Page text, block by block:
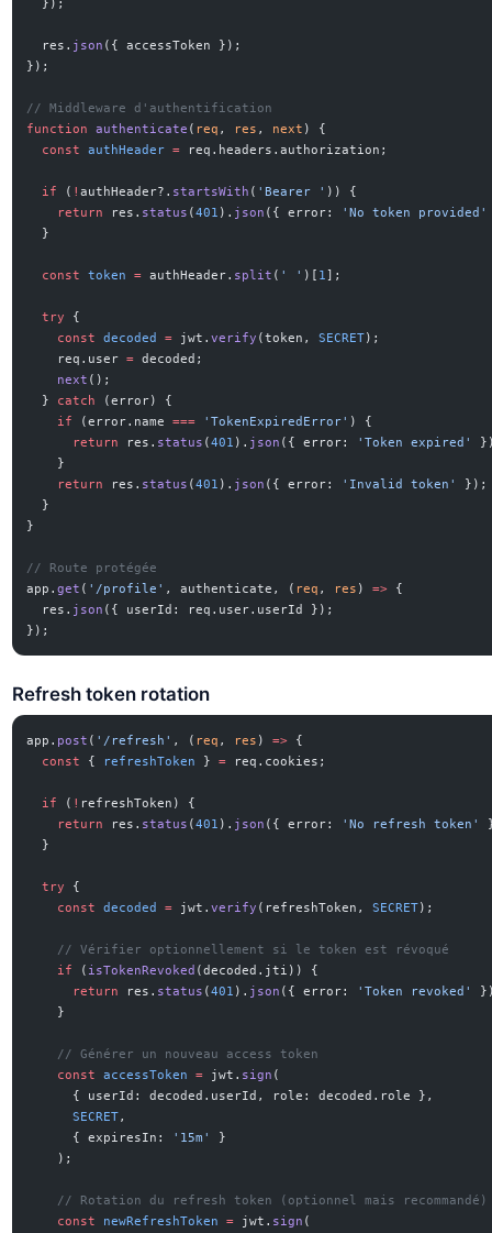
  });
  res.
json ({ accessToken });
});
// Middleware d'authentification
function
authenticate ( req , res , next ) {
  const
authHeader = req.headers.authorization;
  if
( !authHeader?. startsWith ( 'Bearer ' )) {
    return
res. status (401 ). json ({ error: 'No token provided'
  }
  const
token = authHeader. split ( ' ' )[ 1 ];
  try
{
    const
decoded = jwt.verify (token, SECRET);
    req.user
= decoded;
    next
();
  }
catch
(error) {
    if
(error.name === 'TokenExpiredError' ) {
      return
res. status (401 ). json ({ error: 'Token expired'
    }
    return
res. status (401 ). json ({ error: 'Invalid token'
});
  }
}
// Route protégée
app.get ( '/profile' , authenticate, ( req , res ) => {
  res.
json ({ userId: req.user.userId });
});
Refresh token rotation
app. post ( '/refresh' , ( req , res ) => {
  const
{ refreshToken } = req.cookies;
  if
( ! refreshToken) {
    return
res. status (401 ). json ({ error: 'No refresh token'
  }
  try
{
    const
decoded = jwt.verify (refreshToken, SECRET);
    // Vérifier optionnellement si le token est révoqué
    if
( isTokenRevoked (decoded.jti)) {
      return
res. status (401 ). json ({ error: 'Token revoked'
    }
    // Générer un nouveau access token
    const
accessToken = jwt. sign (
      { userId: decoded.userId, role: decoded.role },
      SECRET
,
      { expiresIn:
'15m'
}
    );
    // Rotation du refresh token (optionnel mais recommandé)
    const
newRefreshToken = jwt. sign (